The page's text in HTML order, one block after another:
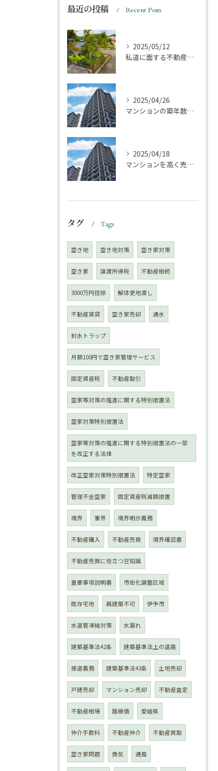
最近の投稿 Recent Posts
2025/05/12
私道に面する不動産は売却しにくい？｜不動産売却豆知識（第69回）
2025/04/26
マンションの築年数による資産価値の変化とは｜不動産売却豆知識（第68回）
2025/04/18
マンションを高く売却するための注意点！
タグ Tags
空き地 空き地対策 空き家対策
空き家 譲渡所得税 不動産相続
3000万円控除 解体更地渡し
不動産賃貸 空き家売却 通水
封水トラップ
月額100円で空き家管理サービス
固定資産税 不動産取引
空家等対策の推進に関する特別措置法
空家対策特別措置法
空家等対策の推進に関する特別措置法の一部
を改正する法律
改正空家対策特別措置法 特定空家
管理不全空家 固定資産税減額措置
境界 筆界 境界明示義務
不動産購入 不動産売買 境界確認書
不動産売買に役立つ豆知識
重要事項説明書 市街化調整区域
既存宅地 再建築不可 伊予市
水道管凍結対策 水漏れ
建築基準法42条 建築基準法上の道路
接道義務 建築基準法43条 土地売却
戸建売却 マンション売却 不動産査定
不動産相場 路線価 愛媛県
仲介手数料 不動産仲介 不動産買取
空き家問題 換気 通風